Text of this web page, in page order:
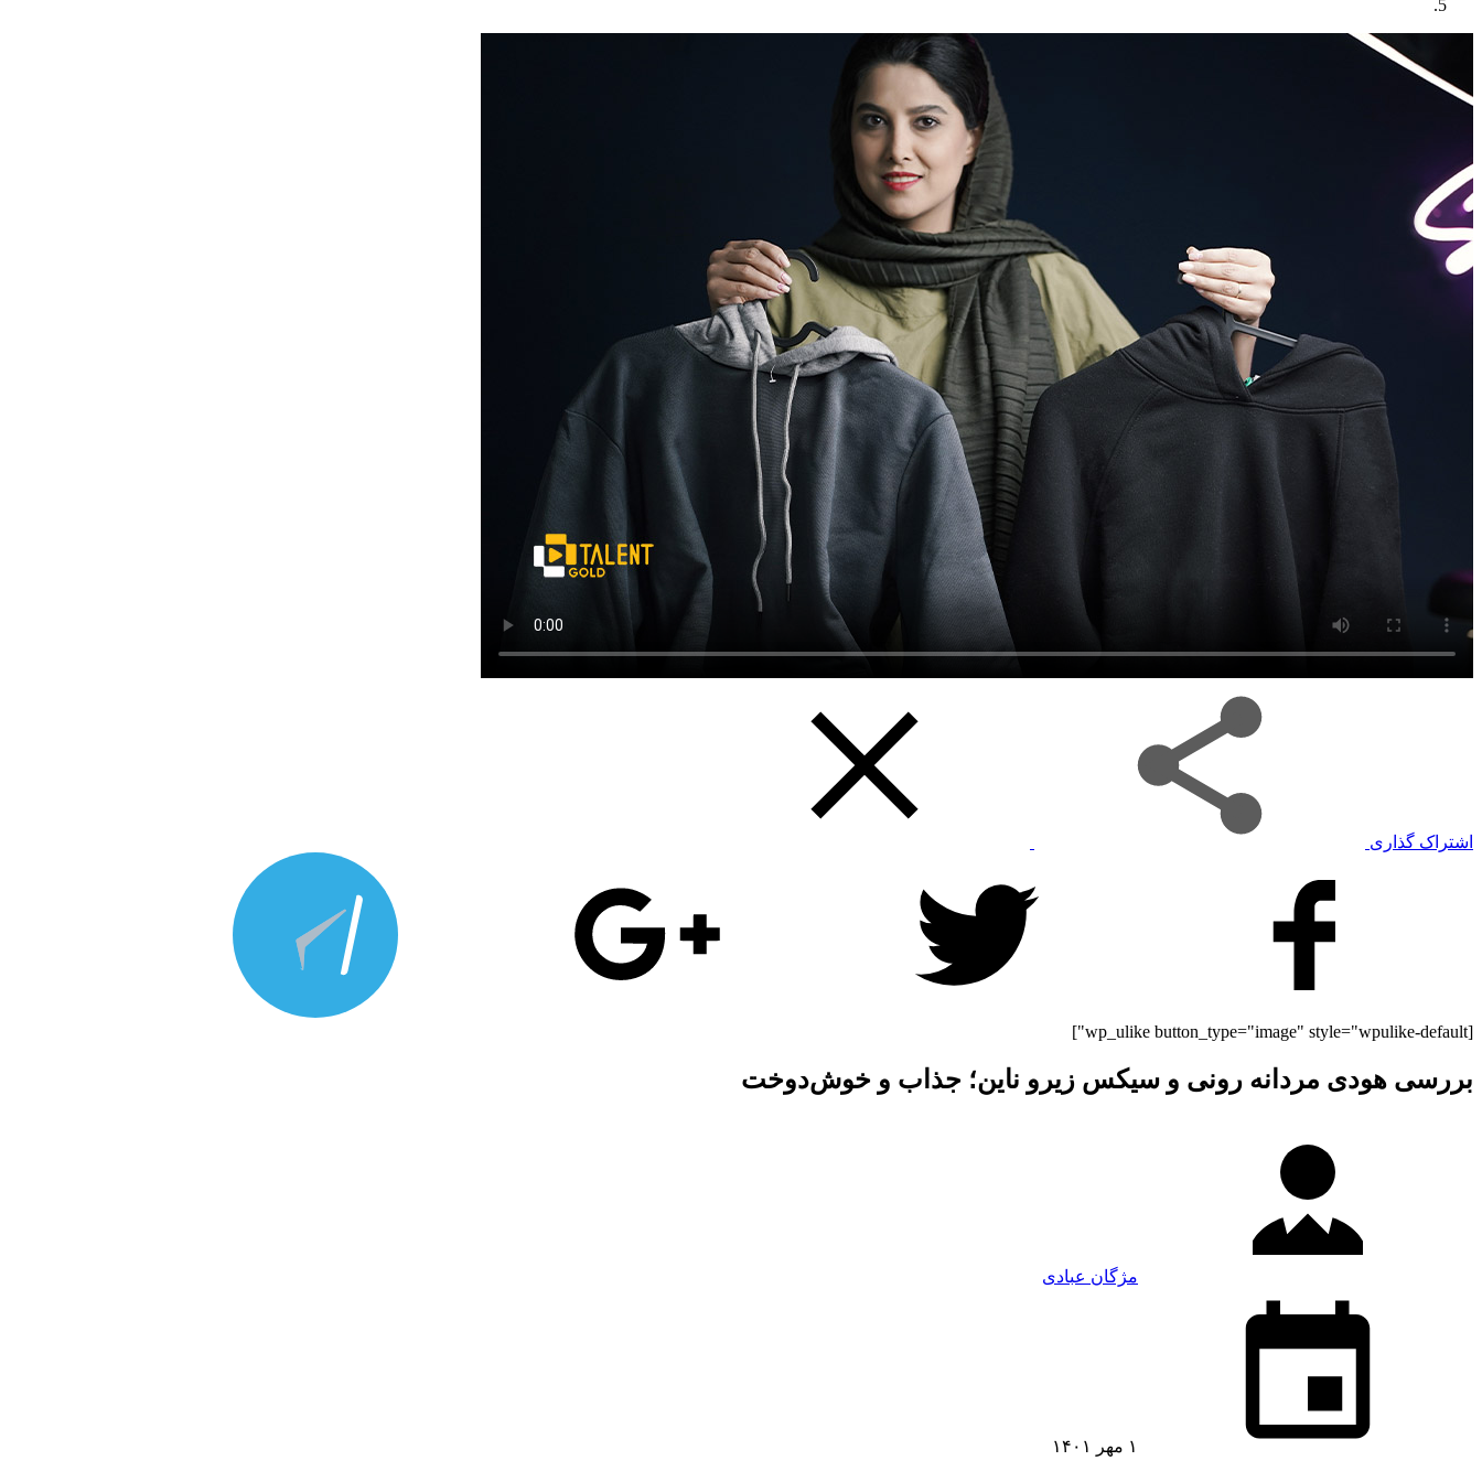
اشتراک گذاری
[wp_ulike button_type="image" style="wpulike-default"]
بررسی هودی مردانه رونی و سیکس زیرو ناین؛ جذاب و خوش‌دوخت
مژگان عبادی
۱ مهر ۱۴۰۱